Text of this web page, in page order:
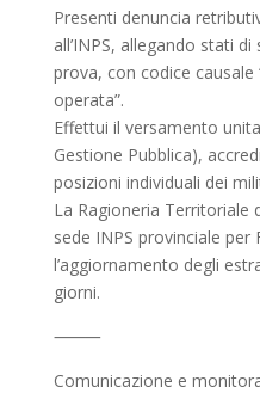
Presenti denuncia
all’INPS, allegando stati
prova, con codice
operata”.
Effettui il versamento
Gestione Pubblica),
posizioni individuali dei
La Ragioneria Territoriale
sede INPS provinciale
l’aggiornamento degli
giorni.
⸻
Comunicazione e